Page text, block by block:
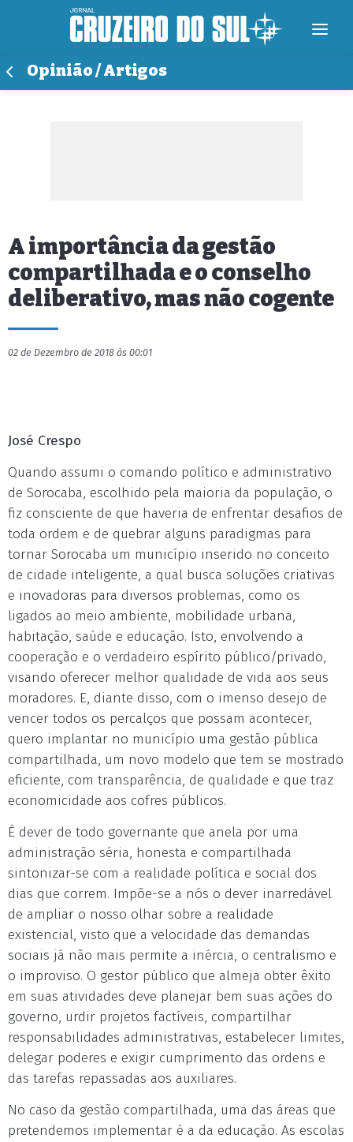
Opinião / Artigos
A importância da gestão
compartilhada e o conselho
deliberativo, mas não cogente
02 de Dezembro de 2018 às 00:01
José Crespo
Quando assumi o comando político e administrativo
de Sorocaba, escolhido pela maioria da população, o
fiz consciente de que haveria de enfrentar desafios de
toda ordem e de quebrar alguns paradigmas para
tornar Sorocaba um município inserido no conceito
de cidade inteligente, a qual busca soluções criativas
e inovadoras para diversos problemas, como os
ligados ao meio ambiente, mobilidade urbana,
habitação, saúde e educação. Isto, envolvendo a
cooperação e o verdadeiro espírito público/privado,
visando oferecer melhor qualidade de vida aos seus
moradores. E, diante disso, com o imenso desejo de
vencer todos os percalços que possam acontecer,
quero implantar no município uma gestão pública
compartilhada, um novo modelo que tem se mostrado
eficiente, com transparência, de qualidade e que traz
economicidade aos cofres públicos.
É dever de todo governante que anela por uma
administração séria, honesta e compartilhada
sintonizar-se com a realidade política e social dos
dias que correm. Impõe-se a nós o dever inarredável
de ampliar o nosso olhar sobre a realidade
existencial, visto que a velocidade das demandas
sociais já não mais permite a inércia, o centralismo e
o improviso. O gestor público que almeja obter êxito
em suas atividades deve planejar bem suas ações do
governo, urdir projetos factíveis, compartilhar
responsabilidades administrativas, estabelecer limites,
delegar poderes e exigir cumprimento das ordens e
das tarefas repassadas aos auxiliares.
No caso da gestão compartilhada, uma das áreas que
pretendemos implementar é a da educação. As escolas